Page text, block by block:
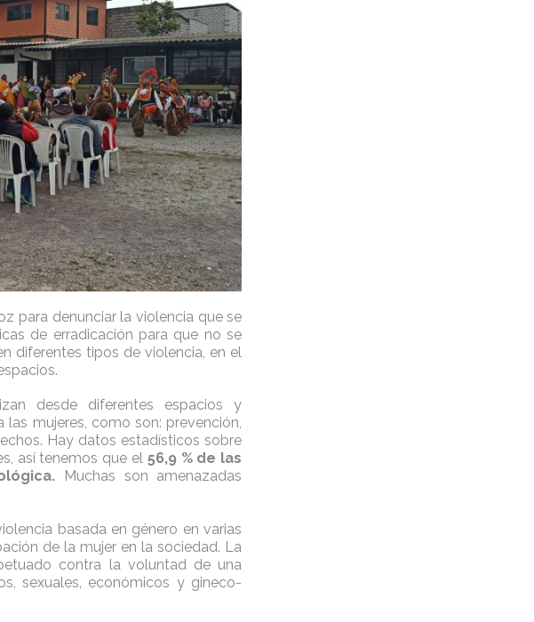
para denunciar la violencia que se
de erradicación para que no se
diferentes tipos de violencia, en el
desde diferentes espacios y
mujeres, como son: prevención,
Hay datos estadísticos sobre
así tenemos que el 56,9 % de las
Muchas son amenazadas
basada en género en varias
de la mujer en la sociedad. La
contra la voluntad de una
sexuales, económicos y gineco-